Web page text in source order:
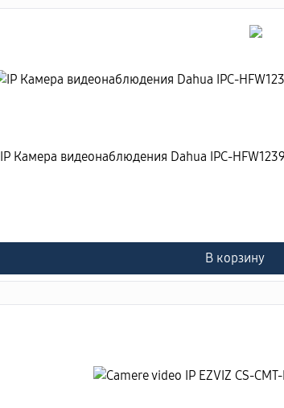
IP Камера видеонаблюдения Dahua IPC-
В корзину